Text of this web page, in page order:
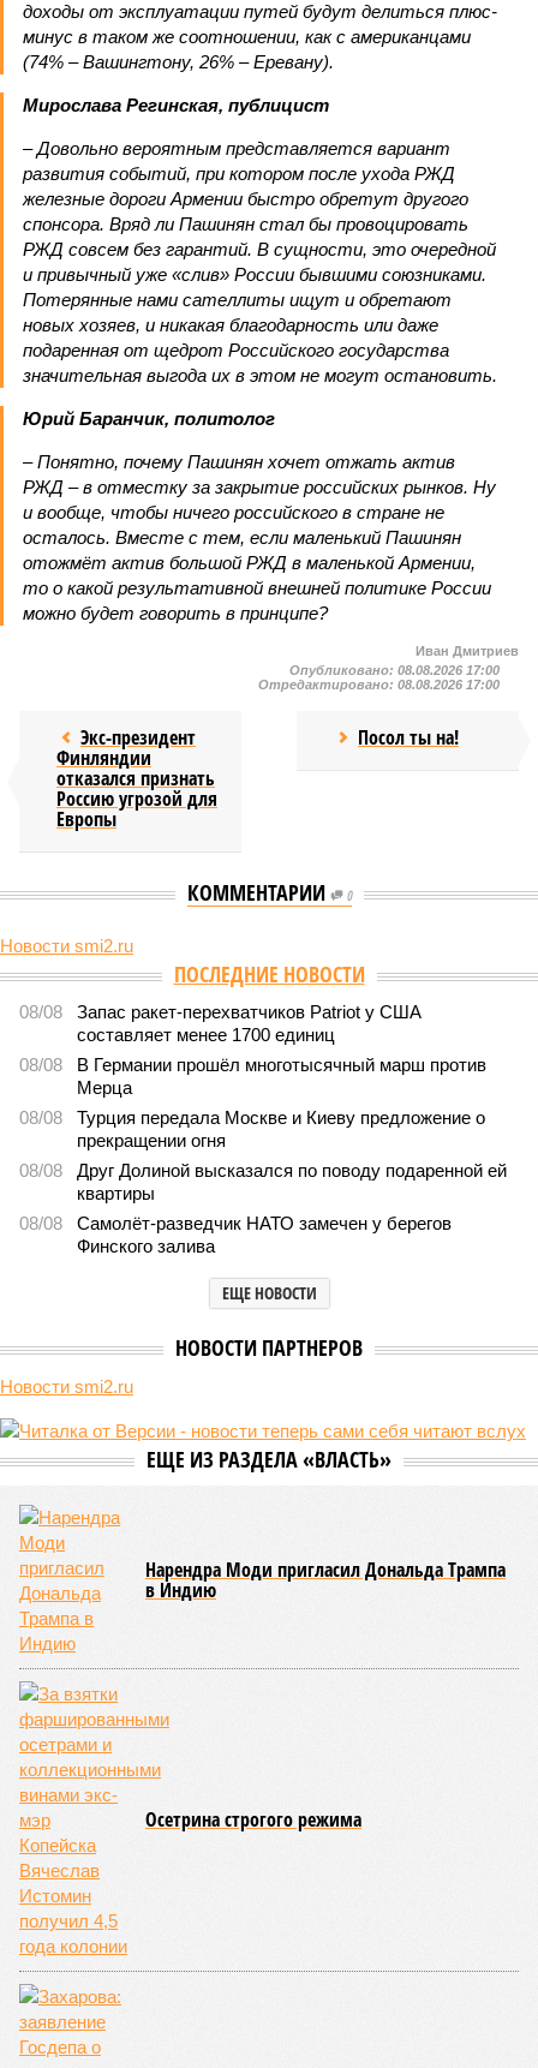
доходы от эксплуатации путей будут делиться плюс-
минус в таком же соотношении, как с американцами
(74% – Вашингтону, 26% – Еревану).
Мирослава Регинская, публицист
– Довольно вероятным представляется вариант
развития событий, при котором после ухода РЖД
железные дороги Армении быстро обретут другого
спонсора. Вряд ли Пашинян стал бы провоцировать
РЖД совсем без гарантий. В сущности, это очередной
и привычный уже «слив» России бывшими союзниками.
Потерянные нами сателлиты ищут и обретают
новых хозяев, и никакая благодарность или даже
подаренная от щедрот Российского государства
значительная выгода их в этом не могут остановить.
Юрий Баранчик, политолог
– Понятно, почему Пашинян хочет отжать актив
РЖД – в отместку за закрытие российских рынков. Ну
и вообще, чтобы ничего российского в стране не
осталось. Вместе с тем, если маленький Пашинян
отожмёт актив большой РЖД в маленькой Армении,
то о какой результативной внешней политике России
можно будет говорить в принципе?
Иван Дмитриев
Опубликовано: 08.08.2026 17:00
Отредактировано: 08.08.2026 17:00
Экс-президент
Финляндии
отказался признать
Россию угрозой для
Европы
Посол ты на!
КОММЕНТАРИИ 0
Новости smi2.ru
В нескольких станциях от уже сданного
«Сказочного леса» пайщики ЖК «Станция Л» продолжают ждать от
компании Capital Group начала реальной достройки
В нескольких станциях от уже сданного «Сказочного
леса» пайщики ЖК «Станция Л» продолжают ждать от
компании Capital Group начала реальной достройки
«Станция ожидания» для дольщиков
В нескольких станциях от уже сданного «Сказочного леса» пайщики ЖК
«Станция Л» продолжают ждать от компании Capital Group начала
Пока в Ярославском районе СВАО дольщики «Сказочного леса»
уже получают ключи – в мае 2026 года были получены
разрешение на ввод жилищного комплекса в эксплуатацию –
совсем недалеко, в паре станций метро южнее, на Люблинской
улице, картина, можно сказать, прямо противоположная.
Сюжет:
ЖК «Светлый мир «Станция Л»: та же группа компаний-
банкрот Seven Suns Development, та же
схема достройки через Capital Group осенью 2024 года, но
за прошедшие два года результатов, по словам дольщиков,
практически не видно. По
порталов, первую очередь ЖК строители обещают сдать к
декабрю 2026 г., вторую – к марту 2028-го. Но никто при
этом из кураторов стройки не задается вопросом: как эти
сроки должны материализоваться? На строительной
площадке, по свидетельствам дольщиков, регулярно
бывающих у забора, какая-либо техника отсутствует. Ни
бетононасосов, ни работающих кранов, ни признаков
мобилизации подрядчиков. При том, что до «декабря 2026»
осталось менее полугода.
Если в «Сказочном лесу» техзаказчик публично
отчитывался о поэтапной готовности – 90%, затем 97%, с